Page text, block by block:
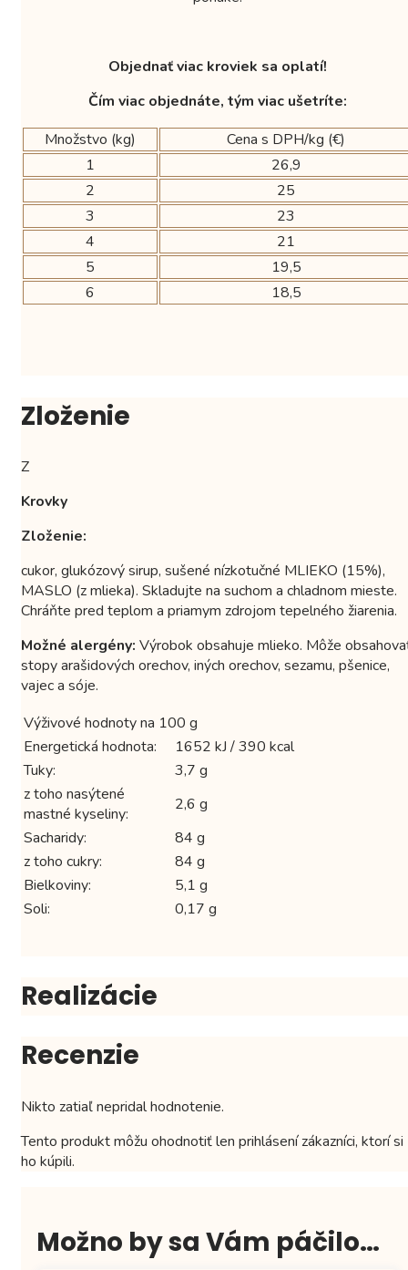
Objednať viac kroviek sa oplatí!
Čím viac objednáte, tým viac ušetríte:
Množstvo (kg)
Cena s DPH/kg (€)
1
26,9
2
25
3
23
4
21
5
19,5
6
18,5
Zloženie
Z
Krovky
Zloženie:
cukor, glukózový sirup, sušené nízkotučné MLIEKO (15%),
MASLO (z mlieka). Skladujte na suchom a chladnom mieste.
Chráňte pred teplom a priamym zdrojom tepelného žiarenia.
Možné alergény: Výrobok obsahuje mlieko. Môže
stopy arašidových orechov, iných orechov, sezamu, pšenice,
vajec a sóje.
Výživové hodnoty na 100 g
Energetická hodnota:
1652 kJ / 390 kcal
Tuky:
3,7 g
z toho nasýtené
mastné kyseliny:
2,6 g
Sacharidy:
84 g
z toho cukry:
84 g
Bielkoviny:
5,1 g
Soli:
0,17 g
Realizácie
Recenzie
Nikto zatiaľ nepridal hodnotenie.
Tento produkt môžu ohodnotiť len prihlásení zákazníci, ktorí si
ho kúpili.
Možno by sa Vám páčilo…